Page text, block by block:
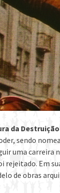
da Destruição
sendo
uma carreira
rejeitado. Em
de obras